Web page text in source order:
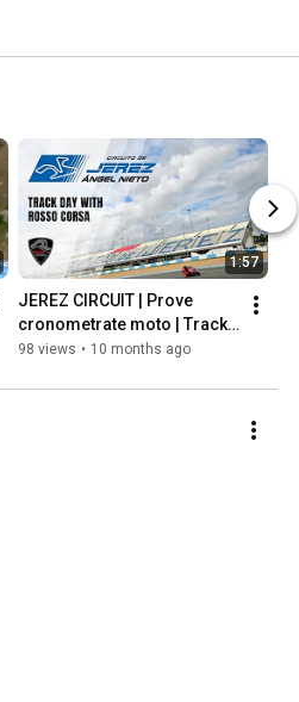
1:57
JEREZ CIRCUIT | Prove
cronometrate moto | Track
Days in Valencia
98 views • 10 months ago